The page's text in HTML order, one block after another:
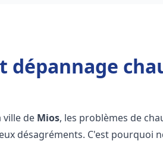
ville de Mios, les problèmes de
désagréments. C'est pourquoi